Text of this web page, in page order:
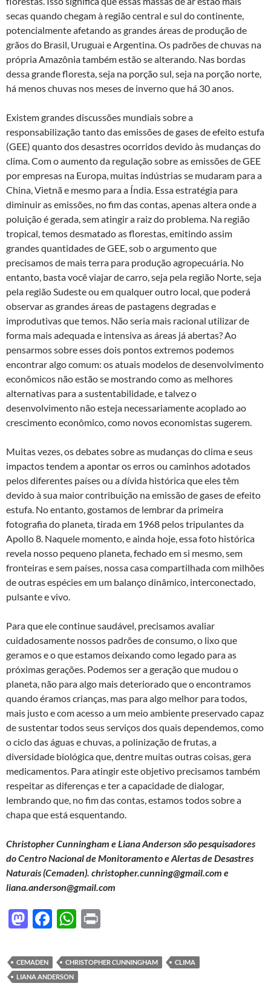
secas quando chegam à região central e sul do continente,
potencialmente afetando as grandes áreas de produção de
grãos do Brasil, Uruguai e Argentina. Os padrões de chuvas na
própria Amazônia também estão se alterando. Nas bordas
dessa grande floresta, seja na porção sul, seja na porção norte,
há menos chuvas nos meses de inverno que há 30 anos.
Existem grandes discussões mundiais sobre a
responsabilização tanto das emissões de gases de efeito estufa
(GEE) quanto dos desastres ocorridos devido às mudanças do
clima. Com o aumento da regulação sobre as emissões de GEE
por empresas na Europa, muitas indústrias se mudaram para a
China, Vietnã e mesmo para a Índia. Essa estratégia para
diminuir as emissões, no fim das contas, apenas altera onde a
poluição é gerada, sem atingir a raiz do problema. Na região
tropical, temos desmatado as florestas, emitindo assim
grandes quantidades de GEE, sob o argumento que
precisamos de mais terra para produção agropecuária. No
entanto, basta você viajar de carro, seja pela região Norte, seja
pela região Sudeste ou em qualquer outro local, que poderá
observar as grandes áreas de pastagens degradas e
improdutivas que temos. Não seria mais racional utilizar de
forma mais adequada e intensiva as áreas já abertas? Ao
pensarmos sobre esses dois pontos extremos podemos
encontrar algo comum: os atuais modelos de desenvolvimento
econômicos não estão se mostrando como as melhores
alternativas para a sustentabilidade, e talvez o
desenvolvimento não esteja necessariamente acoplado ao
crescimento econômico, como novos economistas sugerem.
Muitas vezes, os debates sobre as mudanças do clima e seus
impactos tendem a apontar os erros ou caminhos adotados
pelos diferentes países ou a dívida histórica que eles têm
devido à sua maior contribuição na emissão de gases de efeito
estufa. No entanto, gostamos de lembrar da primeira
fotografia do planeta, tirada em 1968 pelos tripulantes da
Apollo 8. Naquele momento, e ainda hoje, essa foto histórica
revela nosso pequeno planeta, fechado em si mesmo, sem
fronteiras e sem países, nossa casa compartilhada com milhões
de outras espécies em um balanço dinâmico, interconectado,
pulsante e vivo.
Para que ele continue saudável, precisamos avaliar
cuidadosamente nossos padrões de consumo, o lixo que
geramos e o que estamos deixando como legado para as
próximas gerações. Podemos ser a geração que mudou o
planeta, não para algo mais deteriorado que o encontramos
quando éramos crianças, mas para algo melhor para todos,
mais justo e com acesso a um meio ambiente preservado capaz
de sustentar todos seus serviços dos quais dependemos, como
o ciclo das águas e chuvas, a polinização de frutas, a
diversidade biológica que, dentre muitas outras coisas, gera
medicamentos. Para atingir este objetivo precisamos também
respeitar as diferenças e ter a capacidade de dialogar,
lembrando que, no fim das contas, estamos todos sobre a
chapa que está esquentando.
Christopher Cunningham e Liana Anderson são pesquisadores
do Centro Nacional de Monitoramento e Alertas de Desastres
Naturais (Cemaden). christopher.cunning@gmail.com e
liana.anderson@gmail.com
M
to
d
F
e
b
W
at
s
nt
CEMADEN CHRISTOPHER CUNNINGHAM
CLIMA
LIANA ANDERSON